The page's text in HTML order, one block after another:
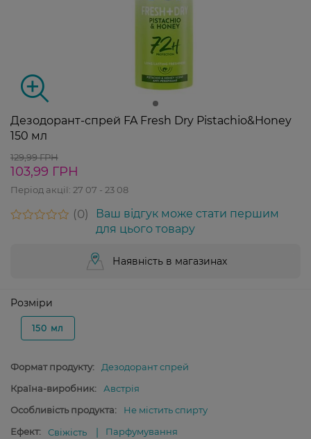
Дезодорант-спрей FA Fresh Dry Pistachio&Honey
150 мл
129,99 ГРН
103,99 ГРН
Період акції: 27 07 - 23 08
0
Ваш відгук може стати першим
для цього товару
Наявність в магазинах
Розміри
150 мл
Формат продукту:
Дезодорант спрей
Країна-виробник:
Австрія
Особливість продукта:
Не містить спирту
Ефект:
Свіжість Парфумування